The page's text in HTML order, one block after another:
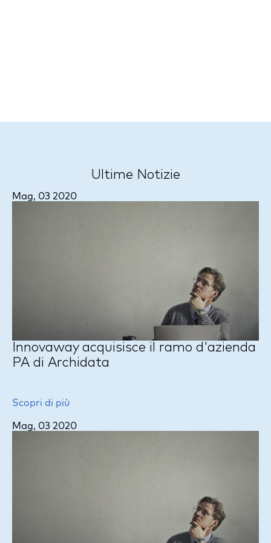
Ultime Notizie
Mag, 03 2020
Innovaway acquisisce il ramo d'azienda
PA di Archidata
Scopri di più
Mag, 03 2020